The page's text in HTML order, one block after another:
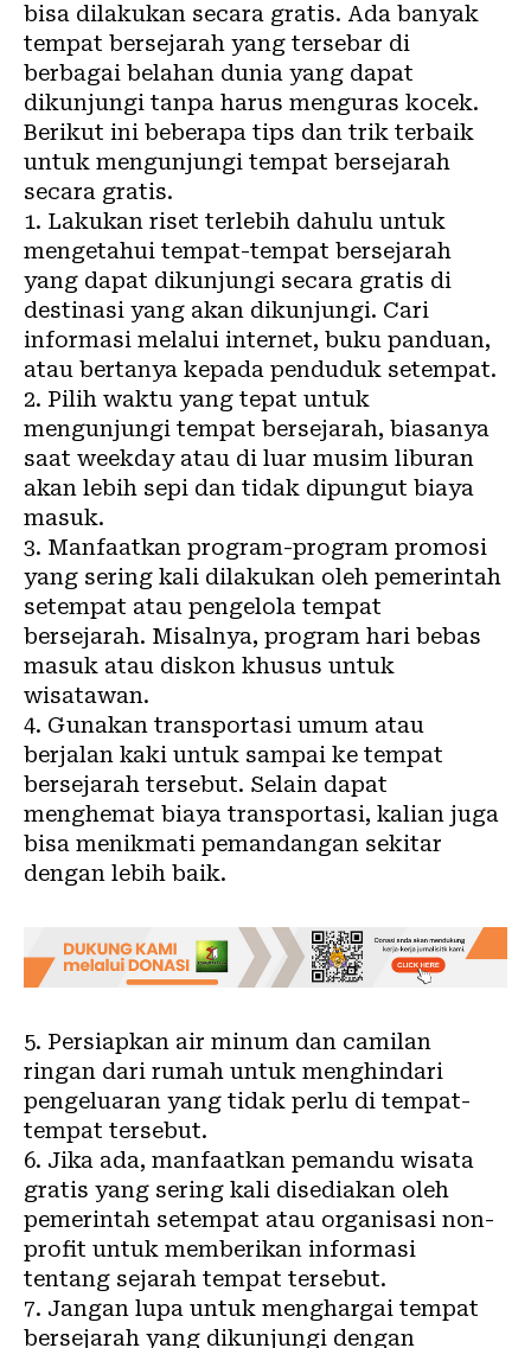
bisa dilakukan secara gratis. Ada banyak
tempat bersejarah yang tersebar di
berbagai belahan dunia yang dapat
dikunjungi tanpa harus menguras kocek.
Berikut ini beberapa tips dan trik terbaik
untuk mengunjungi tempat bersejarah
secara gratis.
1. Lakukan riset terlebih dahulu untuk
mengetahui tempat-tempat bersejarah
yang dapat dikunjungi secara gratis di
destinasi yang akan dikunjungi. Cari
informasi melalui internet, buku panduan,
atau bertanya kepada penduduk setempat.
2. Pilih waktu yang tepat untuk
mengunjungi tempat bersejarah, biasanya
saat weekday atau di luar musim liburan
akan lebih sepi dan tidak dipungut biaya
masuk.
3. Manfaatkan program-program promosi
yang sering kali dilakukan oleh pemerintah
setempat atau pengelola tempat
bersejarah. Misalnya, program hari bebas
masuk atau diskon khusus untuk
wisatawan.
4. Gunakan transportasi umum atau
berjalan kaki untuk sampai ke tempat
bersejarah tersebut. Selain dapat
menghemat biaya transportasi, kalian juga
bisa menikmati pemandangan sekitar
dengan lebih baik.
5. Persiapkan air minum dan camilan
ringan dari rumah untuk menghindari
pengeluaran yang tidak perlu di tempat-
tempat tersebut.
6. Jika ada, manfaatkan pemandu wisata
gratis yang sering kali disediakan oleh
pemerintah setempat atau organisasi non-
profit untuk memberikan informasi
tentang sejarah tempat tersebut.
7. Jangan lupa untuk menghargai tempat
bersejarah yang dikunjungi dengan